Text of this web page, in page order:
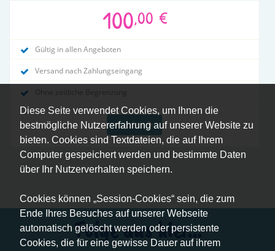
Diese Seite verwendet Cookies, um Ihnen die
bestmögliche Nutzererfahrung auf unserer Website zu
bieten. Cookies sind Textdateien, die auf Ihrem
Computer gespeichert werden und bestimmte Daten
über Ihr Nutzerverhalten speichern.
Cookies können „Session-Cookies“ sein, die zum
Ende Ihres Besuches auf unserer Webseite
automatisch gelöscht werden oder persistente
Cookies, die für eine gewisse Dauer auf ihrem
100,00 €
Gültig in allen Angeboten
Versand nach Zahlungseingang
Ohne zeitliche Begrenzung
Kaufen
Folge uns hier...